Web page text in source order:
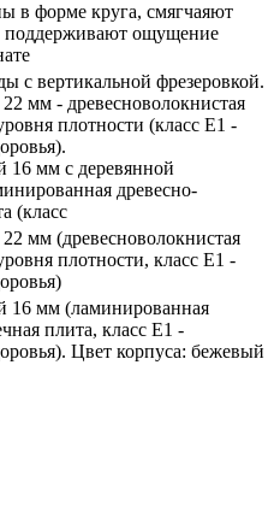
в форме круга, смягчаяют
ощущение
с вертикальной фрезеровкой.
мм - древесноволокнистая
плотности (класс E1 -
мм с деревянной
древесно-
(класс
мм (древесноволокнистая
плотности, класс E1 -
мм (ламинированная
плита, класс E1 -
Цвет корпуса: бежевый